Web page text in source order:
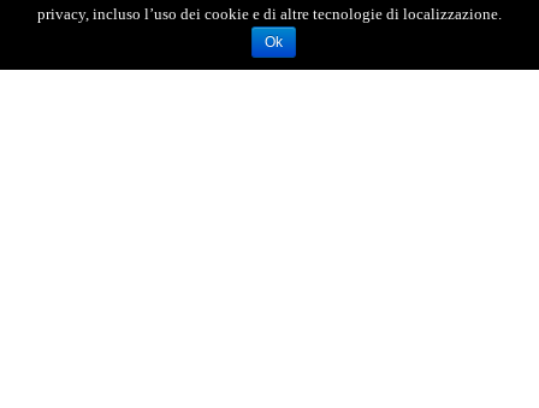
privacy, incluso l’uso dei cookie e di altre tecnologie di localizzazione.
Ok